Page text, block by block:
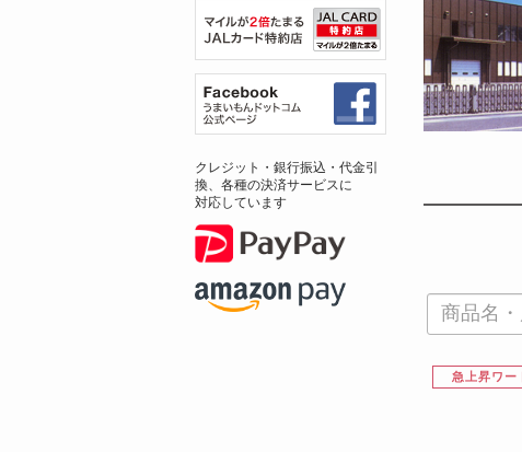
急上昇ワー
クレジット・銀行振込・代金引
換、各種の決済サービスに
対応しています